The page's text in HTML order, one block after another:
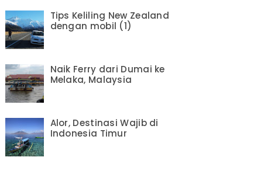
Tips Keliling New Zealand
dengan mobil (1)
Naik Ferry dari Dumai ke
Melaka, Malaysia
Alor, Destinasi Wajib di
Indonesia Timur